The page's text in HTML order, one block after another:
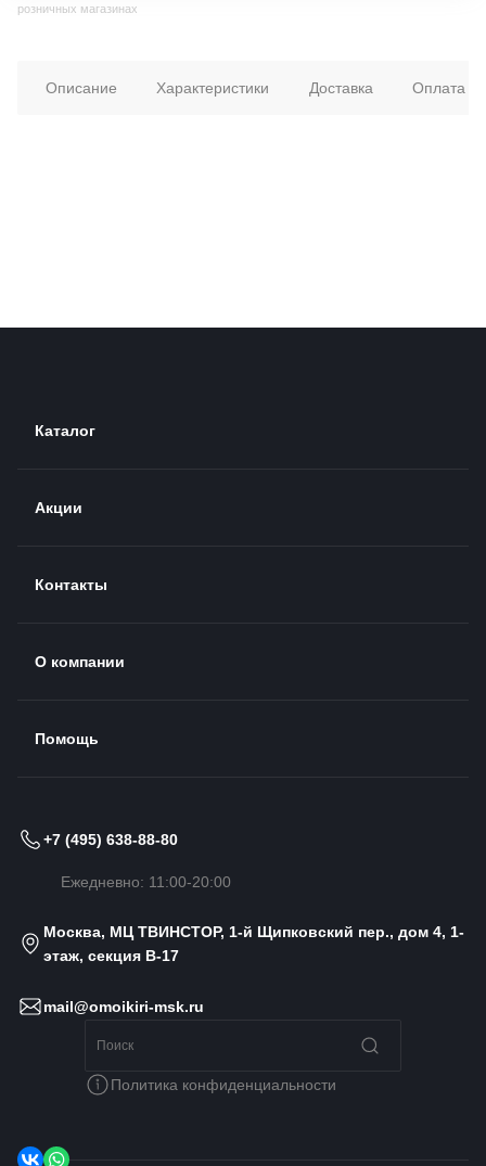
розничных магазинах
Описание Характеристики Доставка Оплата
Каталог
Акции
Контакты
О компании
Помощь
+7 (495) 638-88-80
Ежедневно: 11:00-20:00
Москва, МЦ ТВИНСТОР, 1-й Щипковский пер., дом 4, 1-
этаж, секция B-17
mail@omoikiri-msk.ru
Политика конфиденциальности